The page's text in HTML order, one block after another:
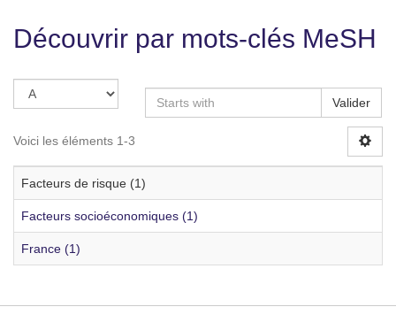
Découvrir par mots-clés MeSH
Valider
Voici les éléments 1-3
Facteurs de risque (1)
Facteurs socioéconomiques (1)
France (1)